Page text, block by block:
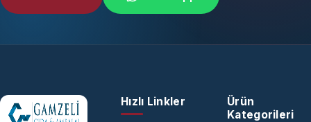
Hızlı Linkler
Ürün
Kategorileri